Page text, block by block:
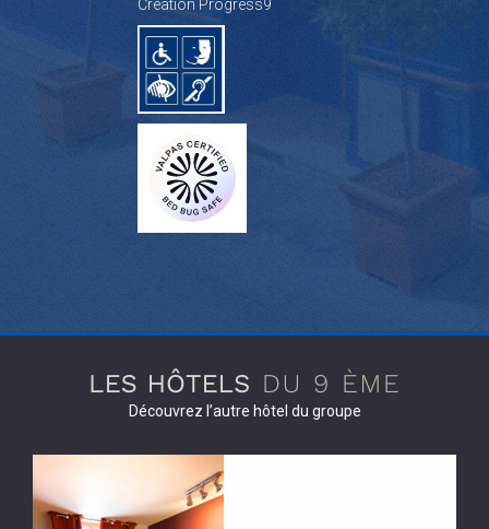
Création Progress9
Découvrez l’autre hôtel du groupe